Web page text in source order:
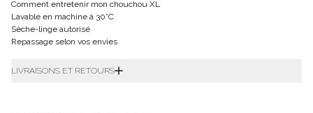
Comment entretenir mon chouchou XL
Lavable en machine à 30°C
Sèche-linge autorisé
Repassage selon vos envies
LIVRAISONS ET RETOURS